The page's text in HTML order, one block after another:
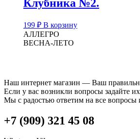
Клубника №2.
199 ₽ В корзину
АЛЛЕГРО
ВЕСНА-ЛЕТО
Наш интернет магазин — Ваш
Если у вас возникли вопросы задайте
Мы с радостью ответим на все
+7 (909) 321 45 08